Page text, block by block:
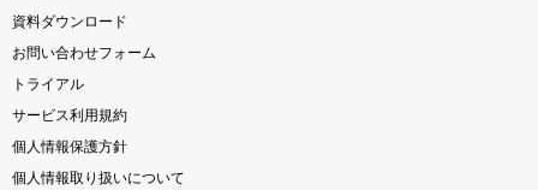
資料ダウンロード
お問い合わせフォーム
トライアル
サービス利用規約
個人情報保護方針
個人情報取り扱いについて